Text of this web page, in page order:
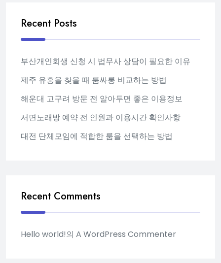
Recent Posts
부산개인회생 신청 시 법무사 상담이 필요한 이유
제주 유흥을 찾을 때 룸싸롱 비교하는 방법
해운대 고구려 방문 전 알아두면 좋은 이용정보
서면노래방 예약 전 인원과 이용시간 확인사항
대전 단체모임에 적합한 룸을 선택하는 방법
Recent Comments
Hello world!의 A WordPress Commenter